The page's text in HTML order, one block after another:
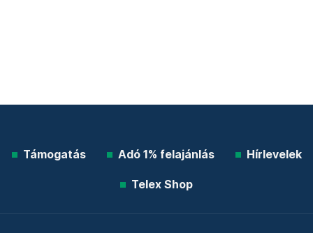
Támogatás Adó 1% felajánlás Hírlevelek
Telex Shop